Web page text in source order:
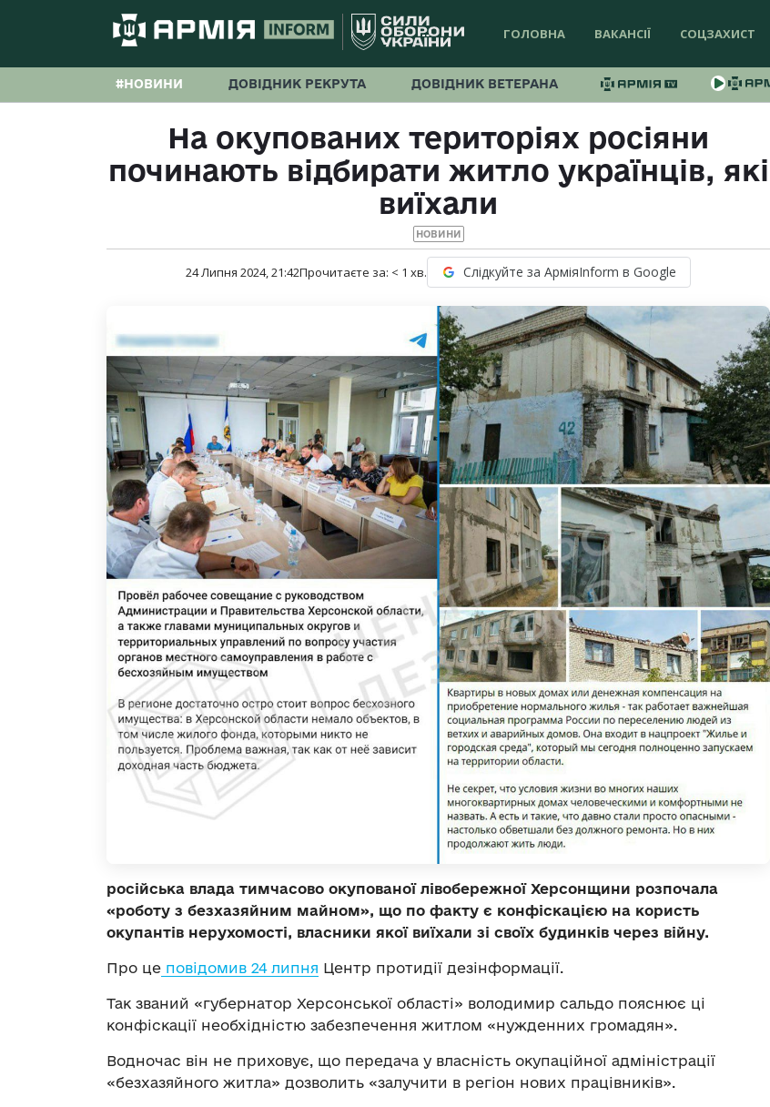
ГОЛОВНА ВАКАНСІЇ СОЦЗАХИСТ
#НОВИНИ ДОВІДНИК РЕКРУТА ДОВІДНИК ВЕТЕРАНА
На окупованих територіях росіяни
починають відбирати житло українців, які
виїхали
НОВИНИ
24 Липня 2024, 21:42Прочитаєте за: < 1 хв. Слідкуйте за АрміяInform в Google
російська влада тимчасово окупованої лівобережної Херсонщини розпочала
«роботу з безхазяйним майном», що по факту є конфіскацією на користь
окупантів нерухомості, власники якої виїхали зі своїх будинків через війну.
Про це повідомив 24 липня Центр протидії дезінформації.
Так званий «губернатор Херсонської області» володимир сальдо пояснює ці
конфіскації необхідністю забезпечення житлом «нужденних громадян».
Водночас він не приховує, що передача у власність окупаційної адміністрації
«безхазяйного житла» дозволить «залучити в регіон нових працівників».